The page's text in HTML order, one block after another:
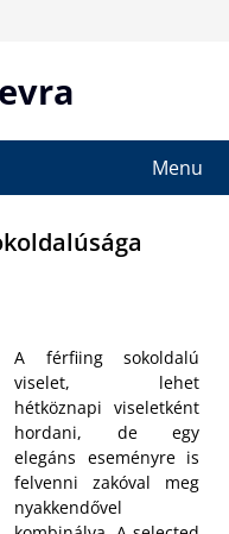
Menu
A férfiing sokoldalú
viselet, lehet
hétköznapi viseletként
hordani, de egy
elegáns eseményre is
felvenni zakóval meg
nyakkendővel